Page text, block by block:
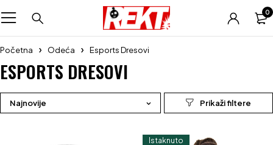
0
Početna Odeća Esports Dresovi
ESPORTS DRESOVI
Najnovije
Istaknuto